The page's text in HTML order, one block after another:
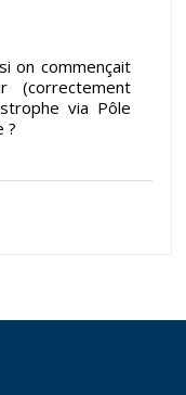
on commençait
(correctement
via Pôle
?